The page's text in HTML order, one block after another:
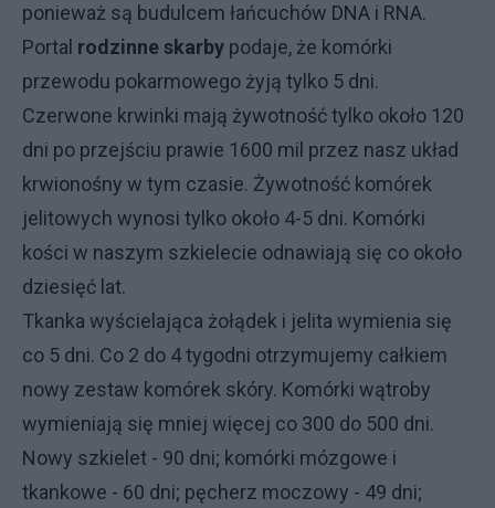
ponieważ są budulcem łańcuchów DNA i RNA.
Portal rodzinne skarby podaje, że komórki
przewodu pokarmowego żyją tylko 5 dni.
Czerwone krwinki mają żywotność tylko około 120
dni po przejściu prawie 1600 mil przez nasz układ
krwionośny w tym czasie. Żywotność komórek
jelitowych wynosi tylko około 4-5 dni. Komórki
kości w naszym szkielecie odnawiają się co około
dziesięć lat.
Tkanka wyścielająca żołądek i jelita wymienia się
co 5 dni. Co 2 do 4 tygodni otrzymujemy całkiem
nowy zestaw komórek skóry. Komórki wątroby
wymieniają się mniej więcej co 300 do 500 dni.
Nowy szkielet - 90 dni; komórki mózgowe i
tkankowe - 60 dni; pęcherz moczowy - 49 dni;